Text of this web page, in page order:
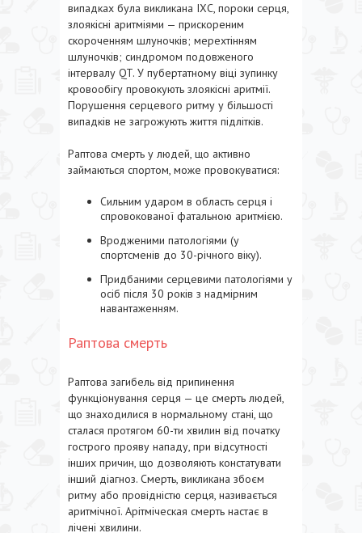
випадках була викликана ІХС, пороки серця,
злоякісні аритміями — прискореним
скороченням шлуночків; мерехтінням
шлуночків; синдромом подовженого
інтервалу QT. У пубертатному віці зупинку
кровообігу провокують злоякісні аритмії.
Порушення серцевого ритму у більшості
випадків не загрожують життя підлітків.
Раптова смерть у людей, що активно
займаються спортом, може провокуватися:
Сильним ударом в область серця і
спровокованої фатальною аритмією.
Вродженими патологіями (у
спортсменів до 30-річного віку).
Придбаними серцевими патологіями у
осіб після 30 років з надмірним
навантаженням.
Раптова смерть
Раптова загибель від припинення
функціонування серця — це смерть людей,
що знаходилися в нормальному стані, що
сталася протягом 60-ти хвилин від початку
гострого прояву нападу, при відсутності
інших причин, що дозволяють констатувати
інший діагноз. Смерть, викликана збоєм
ритму або провідністю серця, називається
аритмічної. Арітміческая смерть настає в
лічені хвилини.